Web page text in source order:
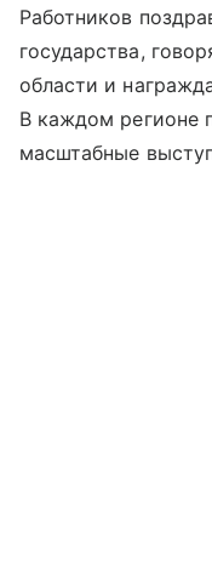
Работников
государства,
области и
В каждом регионе
масштабные